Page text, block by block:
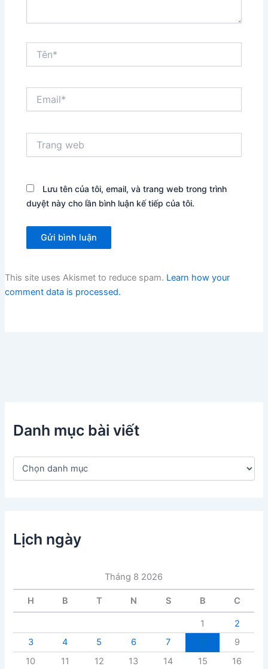
web
Lưu tên của tôi, email, và trang web trong trình
duyệt này cho lần bình luận kế tiếp của tôi.
This site uses Akismet to reduce spam. Learn how your
comment data is processed.
Danh mục bài viết
D
c
b
i
Lịch ngày
Tháng 8 2026
H B T N S B C
1
2
3
4 5 6 7
9
10
11 12 13 14 15 16